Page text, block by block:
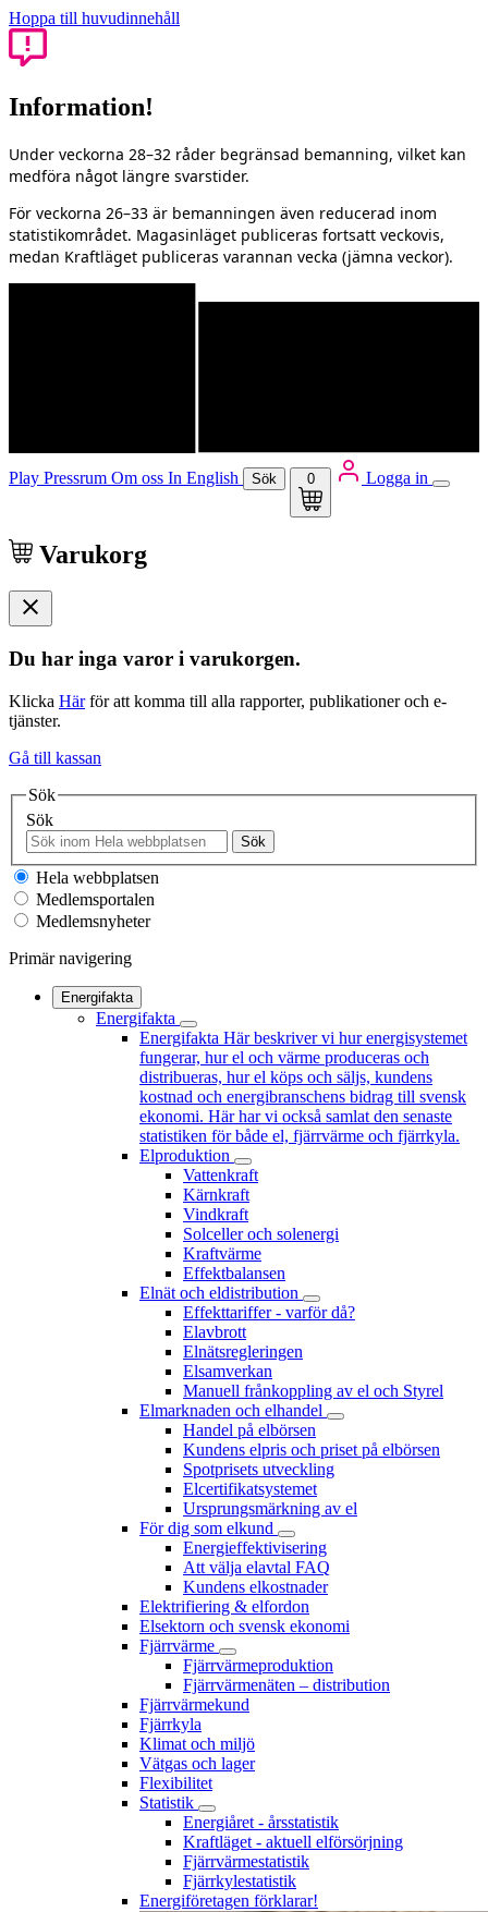
Hoppa till huvudinnehåll
Information!
Under veckorna 28–32 råder begränsad bemanning, vilket kan
medföra något längre svarstider.
För veckorna 26–33 är bemanningen även reducerad inom
statistikområdet. Magasinläget publiceras fortsatt veckovis,
medan Kraftläget publiceras varannan vecka (jämna veckor).
Play Pressrum Om oss In English Sök 0 Logga in
Varukorg
Du har inga varor i varukorgen.
Klicka Härför att komma till alla rapporter, publikationer och e-
tjänster.
Gå till kassan
Sök
Sök
Sök
Hela webbplatsen
Medlemsportalen
Medlemsnyheter
Primär navigering
Energifakta
Energifakta
Energifakta Här beskriver vi hur energisystemet
fungerar, hur el och värme produceras och
distribueras, hur el köps och säljs, kundens
kostnad och energibranschens bidrag till svensk
ekonomi. Här har vi också samlat den senaste
statistiken för både el, fjärrvärme och fjärrkyla.
Elproduktion
Vattenkraft
Kärnkraft
Vindkraft
Solceller och solenergi
Kraftvärme
Effektbalansen
Elnät och eldistribution
Effekttariffer - varför då?
Elavbrott
Elnätsregleringen
Elsamverkan
Manuell frånkoppling av el och Styrel
Elmarknaden och elhandel
Handel på elbörsen
Kundens elpris och priset på elbörsen
Spotprisets utveckling
Elcertifikatsystemet
Ursprungsmärkning av el
För dig som elkund
Energieffektivisering
Att välja elavtal FAQ
Kundens elkostnader
Elektrifiering & elfordon
Elsektorn och svensk ekonomi
Fjärrvärme
Fjärrvärmeproduktion
Fjärrvärmenäten – distribution
Fjärrvärmekund
Fjärrkyla
Klimat och miljö
Vätgas och lager
Flexibilitet
Statistik
Energiåret - årsstatistik
Kraftläget - aktuell elförsörjning
Fjärrvärmestatistik
Fjärrkylestatistik
Energiföretagen förklarar!